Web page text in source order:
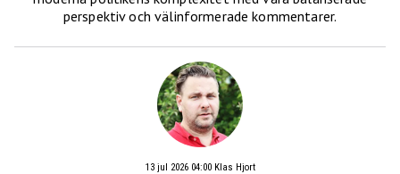
perspektiv och välinformerade kommentarer.
13 jul 2026 04:00 Klas Hjort